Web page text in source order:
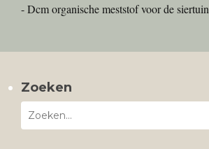
- Dcm organische meststof voor de siertuin
Zoeken